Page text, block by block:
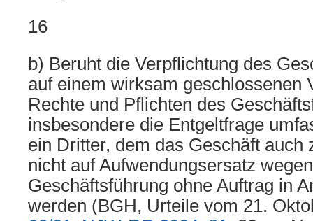
16
b) Beruht die Verpflichtung des
auf einem wirksam geschlossenen
Rechte und Pflichten des
insbesondere die Entgeltfrage
ein Dritter, dem das Geschäft auch
nicht auf Aufwendungsersatz
Geschäftsführung ohne Auftrag in
werden (BGH, Urteile vom 21.